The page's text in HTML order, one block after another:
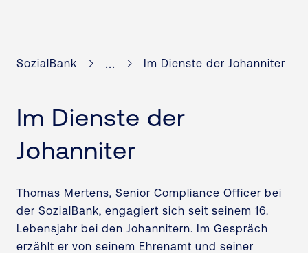
SozialBank ... Im Dienste der Johanniter
Im Dienste der
Johanniter
Thomas Mertens, Senior Compliance Officer bei
der SozialBank, engagiert sich seit seinem 16.
Lebensjahr bei den Johannitern. Im Gespräch
erzählt er von seinem Ehrenamt und seiner